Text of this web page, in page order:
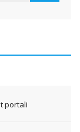
portali